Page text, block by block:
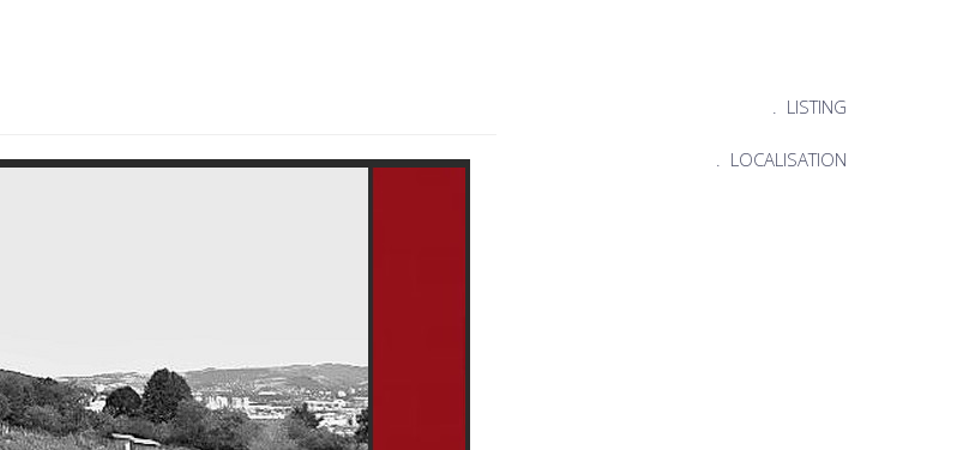
LISTING
LOCALISATION